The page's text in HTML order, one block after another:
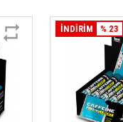
İNDİRİM % 23